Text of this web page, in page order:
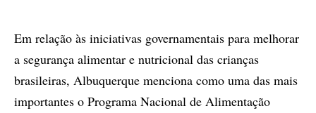
Em relação às iniciativas governamentais para melhorar
a segurança alimentar e nutricional das crianças
brasileiras, Albuquerque menciona como uma das mais
importantes o Programa Nacional de Alimentação